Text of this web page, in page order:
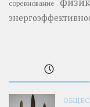
соревнование